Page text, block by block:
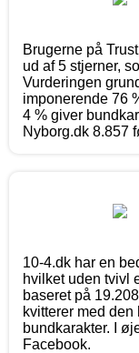
Brugerne på
ud af 5 stjerner,
Vurderingen
imponerende 76
4 % giver
Nyborg.dk 8.857
10-4.dk har en
hvilket uden tvivl
baseret på
kvitterer med
bundkarakter. I
Facebook.